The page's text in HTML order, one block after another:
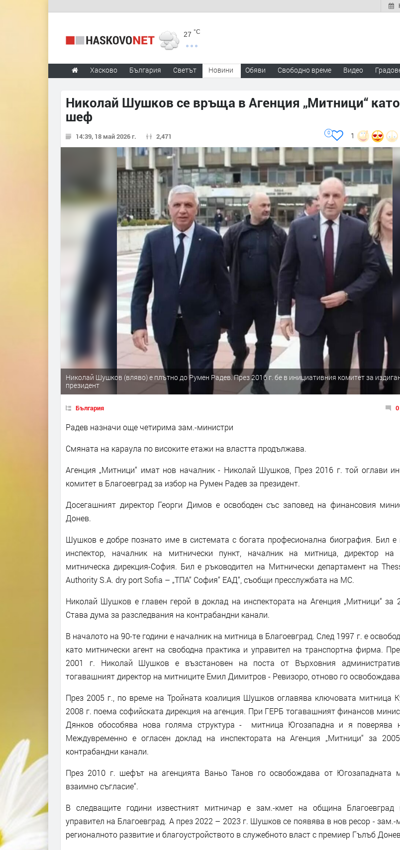
27 °C
Хасково България Светът Новини Обяви Свободно време Видео
Николай Шушков се връща в Агенция „Митници“
шеф
14:39, 18 май 2026 г. 2,471 1
0
Николай Шушков (вляво) е плътно до Румен Радев. През 2016 г. бе в инициативния комитет за
президент
България
Радев назначи още четирима зам.-министри
Смяната на караула по високите етажи на властта продължава.
Агенция „Митници“ имат нов началник - Николай Шушков, През 2016 г. той оглави
комитет в Благоевград за избор на Румен Радев за президент.
Досегашният директор Георги Димов е освободен със заповед на финансовия
Донев.
Шушков е добре познато име в системата с богата професионална биография. Бил е
инспектор, началник на митнически пункт, началник на митница, директор на
митническа дирекция-София. Бил е ръководител на Митнически департамент на
Authority S.A. dry port Sofia – „ТПА“ София“ ЕАД“, съобщи пресслужбата на МС.
Николай Шушков е главен герой в доклад на инспектората на Агенция „Митници“ за
Става дума за разследвания на контрабандни канали.
В началото на 90-те години е началник на митница в Благоевград. След 1997 г. е
като митнически агент на свободна практика и управител на транспортна фирма.
2001 г. Николай Шушков е възстановен на поста от Върховния
тогавашният директор на митниците Емил Димитров - Ревизоро, отново го
През 2005 г., по време на Тройната коалиция Шушков оглавява ключовата митница
2008 г. поема софийската дирекция на агенция. При ГЕРБ тогавашният финансов
Дянков обособява нова голяма структура - митница Югозападна и я поверява
Междувременно е огласен доклад на инспектората на Агенция „Митници“ за
контрабандни канали.
През 2010 г. шефът на агенцията Ваньо Танов го освобождава от Югозападната
взаимно съгласие“.
В следващите години известният митничар е зам.-кмет на община Благоевград
управител на Благоевград. А през 2022 – 2023 г. Шушков се появява в нов ресор - зам.-
регионалното развитие и благоустройството в служебното власт с премиер Гълъб